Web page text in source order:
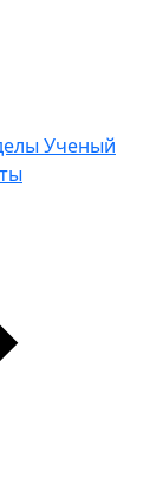
Ученый